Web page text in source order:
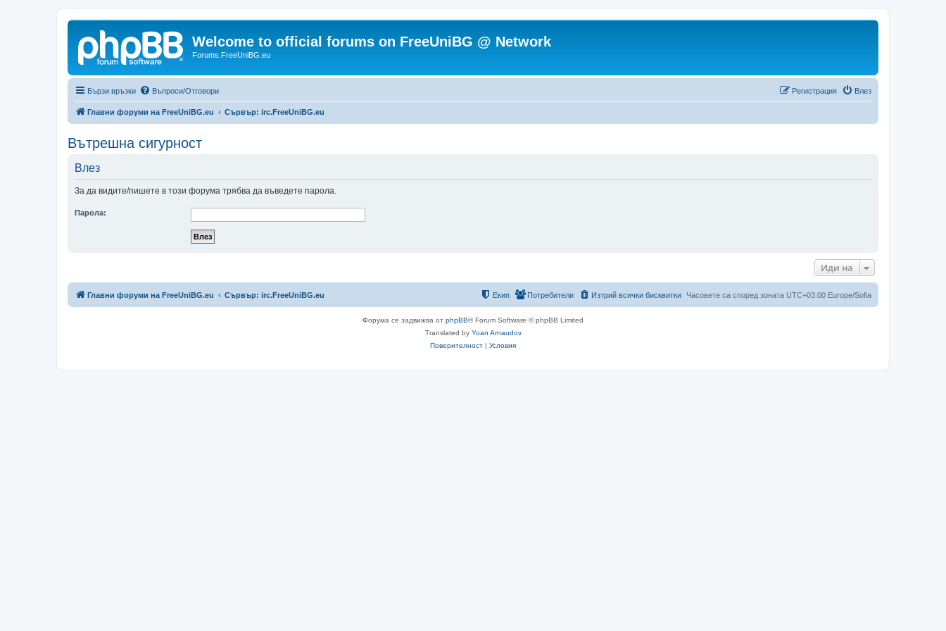
Welcome to official forums on FreeUniBG @ Network
Forums.FreeUniBG.eu
Бързи връзки Въпроси/Отговори Влез
Регистрация
Главни форуми на FreeUniBG.eu Сървър: irc.FreeUniBG.eu
Вътрешна сигурност
Влез
За да видите/пишете в този форума трябва да въведете парола.
Парола:
Иди на
Главни форуми на FreeUniBG.eu Сървър: irc.FreeUniBG.eu Часовете са според зоната UTC+03:00 Europe/Sofia
Изтрий всички бисквитки
Потребители
Екип
Форума се задвижва от phpBB® Forum Software © phpBB Limited
Translated by Yoan Arnaudov
Поверителност | Условия